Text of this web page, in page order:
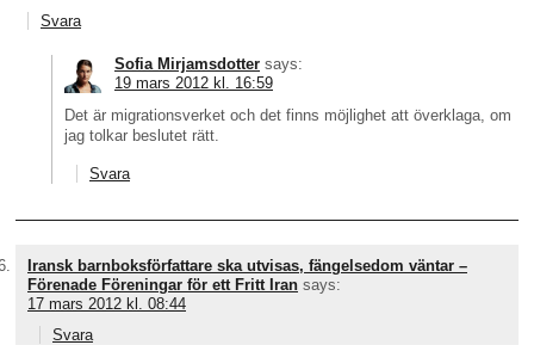
Svara
Sofia Mirjamsdotter says:
19 mars 2012 kl. 16:59
Det är migrationsverket och det finns möjlighet att överklaga, om
jag tolkar beslutet rätt.
Svara
Iransk barnboksförfattare ska utvisas, fängelsedom väntar –
Förenade Föreningar för ett Fritt Iran says:
17 mars 2012 kl. 08:44
Svara